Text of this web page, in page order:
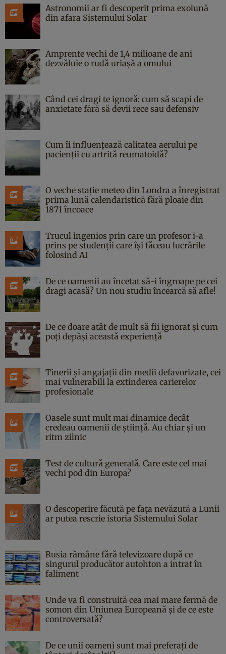
Astronomii ar fi descoperit prima exolună
din afara Sistemului Solar
Amprente vechi de 1,4 milioane de ani
dezvăluie o rudă uriașă a omului
Când cei dragi te ignoră: cum să scapi de
anxietate fără să devii rece sau defensiv
Cum îi influențează calitatea aerului pe
pacienții cu artrită reumatoidă?
O veche stație meteo din Londra a înregistrat
prima lună calendaristică fără ploaie din
1871 încoace
Trucul ingenios prin care un profesor i-a
prins pe studenții care își făceau lucrările
folosind AI
De ce oamenii au încetat să-i îngroape pe cei
dragi acasă? Un nou studiu încearcă să afle!
De ce doare atât de mult să fii ignorat și cum
poți depăși această experiență
Tinerii și angajații din medii defavorizate, cei
mai vulnerabili la extinderea carierelor
profesionale
Oasele sunt mult mai dinamice decât
credeau oamenii de știință. Au chiar și un
ritm zilnic
Test de cultură generală. Care este cel mai
vechi pod din Europa?
O descoperire făcută pe fața nevăzută a Lunii
ar putea rescrie istoria Sistemului Solar
Rusia rămâne fără televizoare după ce
singurul producător autohton a intrat în
faliment
Unde va fi construită cea mai mare fermă de
somon din Uniunea Europeană și de ce este
controversată?
De ce unii oameni sunt mai preferați de